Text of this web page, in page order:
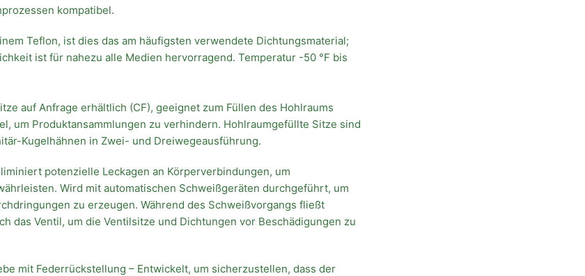
kompatibel.
Teflon, ist dies das am häufigsten verwendete Dichtungsmaterial;
ist für nahezu alle Medien hervorragend. Temperatur -50 °F bis
auf Anfrage erhältlich (CF), geeignet zum Füllen des Hohlraums
um Produktansammlungen zu verhindern. Hohlraumgefüllte Sitze sind
Kugelhähnen in Zwei- und Dreiwegeausführung.
potenzielle Leckagen an Körperverbindungen, um
Wird mit automatischen Schweißgeräten durchgeführt, um
zu erzeugen. Während des Schweißvorgangs fließt
das Ventil, um die Ventilsitze und Dichtungen vor Beschädigungen zu
mit Federrückstellung – Entwickelt, um sicherzustellen, dass der